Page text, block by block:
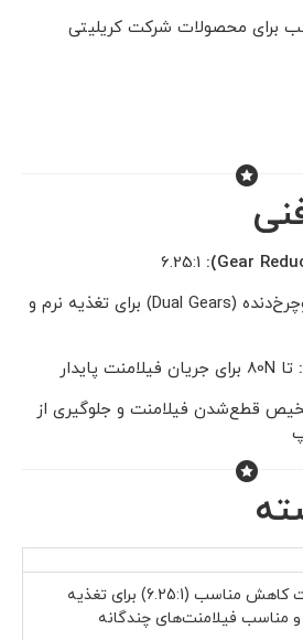
برای محصولات شرکت کریلیتی
دوچرخ‌دنده (Dual Gears) برای تغذیه نرم و
تا 80N برای جریان فیلامنت پایدار
قطع‌شدن فیلامنت و جلوگیری از
نسبت کاهش مناسب (6.25:1) برای تغذیه
مناسب فیلامنت‌های چندگانه